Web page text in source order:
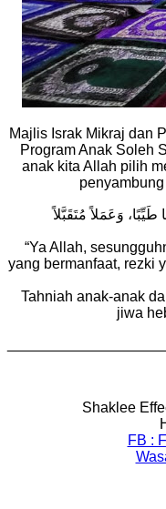
Majlis Israk Mikraj dan
Program Anak Soleh
anak kita Allah pilih
طَيِّبًا، وَعَمَلاً مُتَقَبَّلاً
“Ya Allah,
yang bermanfaat, rezki
Tahniah anak-anak
jiwa
Shaklee
FB :